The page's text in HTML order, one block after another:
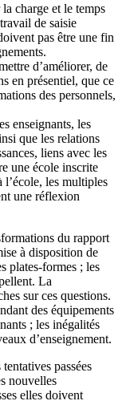
charge et le temps
de saisie
pas être une fin
d’améliorer, de
en présentiel, que ce
des personnels,
enseignants, les
que les relations
liens avec les
une école inscrite
l’école, les multiples
une réflexion
du rapport
à disposition de
plates-formes ; les
La
sur ces questions.
des équipements
; les inégalités
d’enseignement.
passées
nouvelles
elles doivent